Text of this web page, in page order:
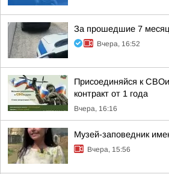
За прошедшие 7
Вчера, 16:52
Присоединяйся к
контракт от 1 года
Вчера, 16:16
Музей-заповедник
Вчера, 15:56